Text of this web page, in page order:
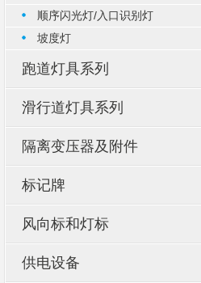
顺序闪光灯/入口识别灯
坡度灯
跑道灯具系列
滑行道灯具系列
隔离变压器及附件
标记牌
风向标和灯标
供电设备